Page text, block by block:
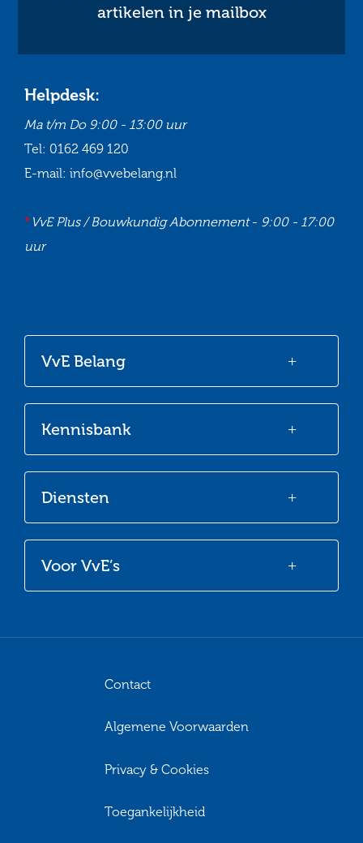
artikelen in je mailbox
Voor VvE’s
Diensten
Kennisbank
VvE Belang
Helpdesk:
Ma t/m Do 9:00 - 13:00 uur
Tel: 0162 469 120
E-mail: info@vvebelang.nl
*VvE Plus / Bouwkundig Abonnement- 9:00 - 17:00
uur
Contact
Algemene Voorwaarden
Privacy & Cookies
Toegankelijkheid